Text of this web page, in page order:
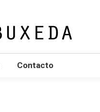
Contacto